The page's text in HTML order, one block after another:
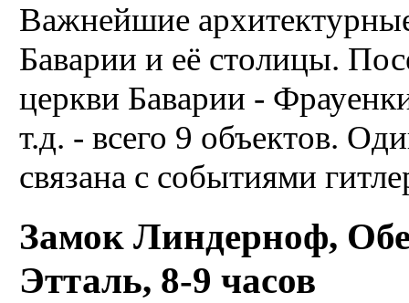
Важнейшие
Баварии и её столицы.
церкви Баварии -
т.д. - всего 9 объектов.
связана с событиями
Замок Линдерноф,
Этталь, 8-9 часов